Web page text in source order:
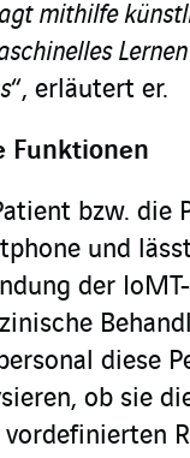
mithilfe
“, erläutert er.
Funktionen
bzw. die
und
der
diese
ob sie